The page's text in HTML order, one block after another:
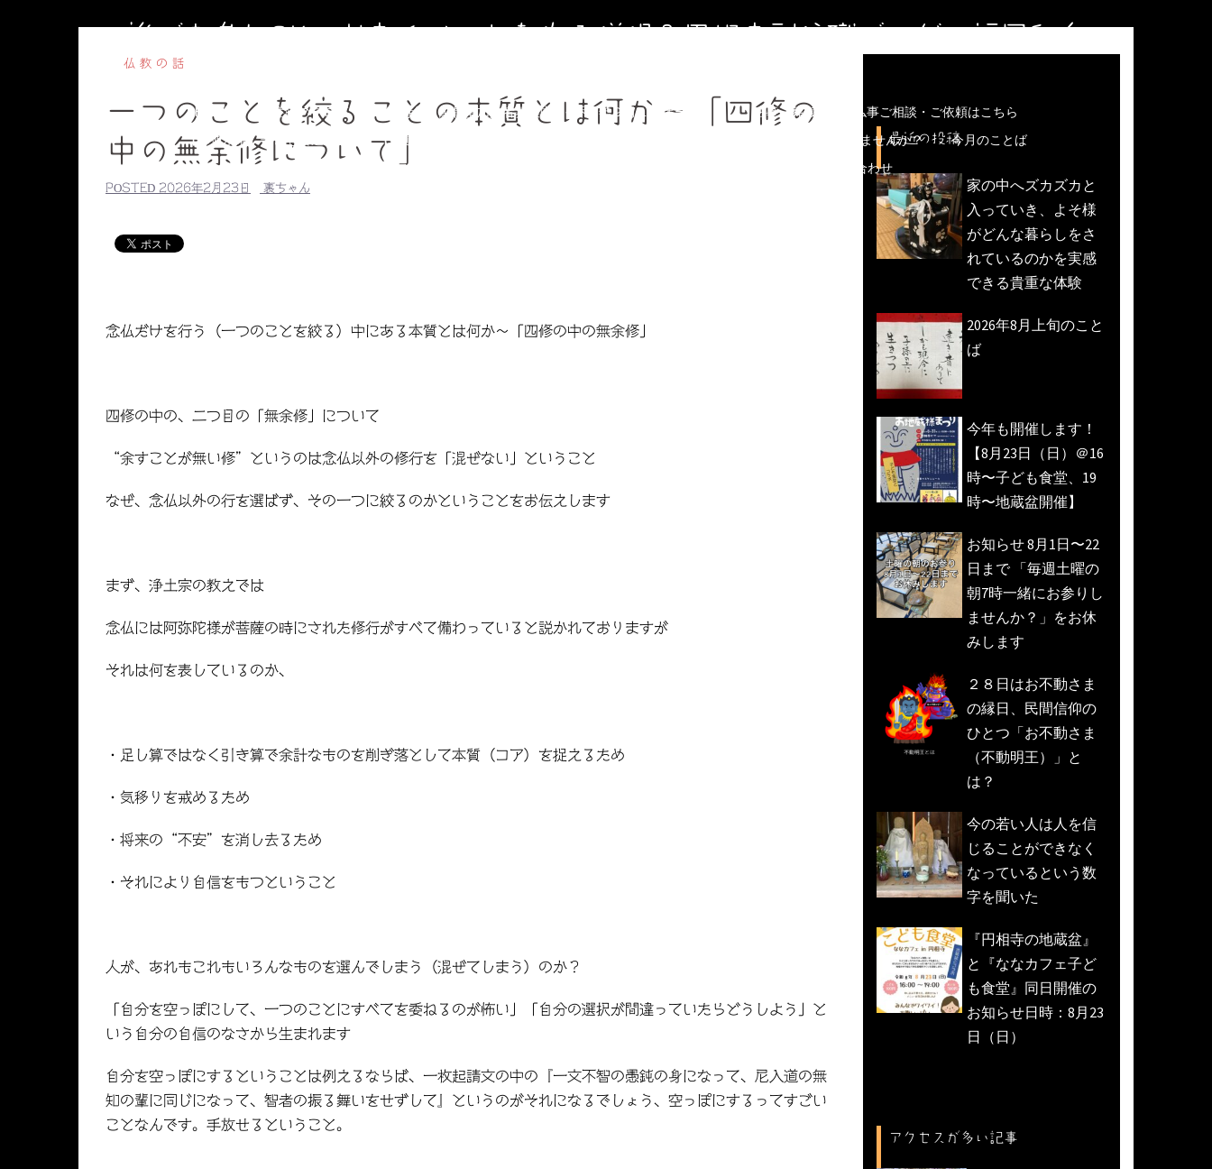
誰でも参加OKのお寺イベントを作る僧侶＆円相寺副住職ブログ＠福岡和白
HOME 副住職のブログ 円相寺第２納骨堂加入者募集中（令和8年９月１日オープン）
法事、葬儀などの仏事ご相談・ご依頼はこちら
【毎週水曜】子ども書道教室
【毎週金曜】大人のための書道教室 【毎週土曜】朝7時一緒にお祈り(木魚活動)しませんか？
今月のことば
副住職のプロフィール＆頼めること
副住職 裏辻正之への問い合わせ
仏教の話
一つのことを絞ることの本質とは何か〜「四修の
中の無余修について」
POSTED 2026年2月23日 裏ちゃん
念仏だけを行う（一つのことを絞る）中にある本質とは何か〜「四修の中の無余修」
四修の中の、二つ目の「無余修」について
“余すことが無い修”というのは念仏以外の修行を「混ぜない」ということ
なぜ、念仏以外の行を選ばず、その一つに絞るのかということをお伝えします
まず、浄土宗の教えでは
念仏には阿弥陀様が菩薩の時にされた修行がすべて備わっていると説かれておりますが
それは何を表しているのか、
・足し算ではなく引き算で余計なものを削ぎ落として本質（コア）を捉えるため
・気移りを戒めるため
・将来の“不安”を消し去るため
・それにより自信をもつということ
人が、あれもこれもいろんなものを選んでしまう（混ぜてしまう）のか？
「自分を空っぽにして、一つのことにすべてを委ねるのが怖い」「自分の選択が間違っていたらどうしよう」と
いう自分の自信のなさから生まれます
自分を空っぽにするということは例えるならば、一枚起請文の中の『一文不智の愚鈍の身になって、尼入道の無
知の輩に同じになって、智者の振る舞いをせずして』というのがそれになるでしょう、空っぽにするってすごい
ことなんです。手放せるということ。
最近の投稿
家の中へズカズカと
入っていき、よそ様
がどんな暮らしをさ
れているのかを実感
できる貴重な体験
2026年8月上旬のこと
ば
今年も開催します！
【8月23日（日）＠16
時〜子ども食堂、19
時〜地蔵盆開催】
お知らせ 8月1日〜22
日まで 「毎週土曜の
朝7時一緒にお参りし
ませんか？」をお休
みします
２８日はお不動さま
の縁日、民間信仰の
ひとつ「お不動さま
（不動明王）」と
は？
今の若い人は人を信
じることができなく
なっているという数
字を聞いた
『円相寺の地蔵盆』
と『ななカフェ子ど
も食堂』同日開催の
お知らせ日時：8月23
日（日）
アクセスが多い記事